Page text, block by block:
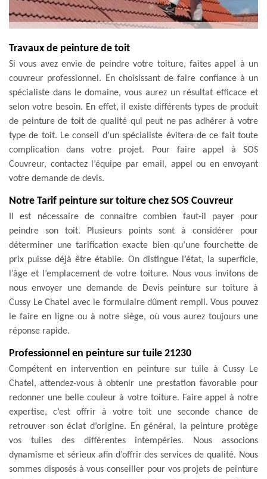
Travaux de peinture de toit
Si vous avez envie de peindre votre toiture, faites appel à un
couvreur professionnel. En choisissant de faire confiance à un
spécialiste dans le domaine, vous aurez un résultat efficace et
selon votre besoin. En effet, il existe différents types de produit
de peinture de toit de qualité qui peut ne pas adhérer à votre
type de toit. Le conseil d’un spécialiste évitera de ce fait toute
complication dans votre projet. Pour faire appel à SOS
Couvreur, contactez l’équipe par email, appel ou en envoyant
votre demande de devis.
Notre Tarif peinture sur toiture chez SOS Couvreur
Il est nécessaire de connaitre combien faut-il payer pour
peindre son toit. Plusieurs points sont à considérer pour
déterminer une tarification exacte bien qu’une fourchette de
prix puisse déjà être établie. On distingue l’état, la superficie,
l’âge et l’emplacement de votre toiture. Nous vous invitons de
nous envoyer une demande de Devis peinture sur toiture à
Cussy Le Chatel avec le formulaire dûment rempli. Vous pouvez
le faire en ligne ou à notre siège, où vous aurez toujours une
réponse rapide.
Professionnel en peinture sur tuile 21230
Compétent en intervention en peinture sur tuile à Cussy Le
Chatel, attendez-vous à obtenir une prestation favorable pour
redonner une belle couleur à votre toiture. Faire appel à notre
expertise, c’est offrir à votre toit une seconde chance de
retrouver son éclat d’origine. En général, la peinture protège
vos tuiles des différentes intempéries. Nous associons
dynamisme et sérieux afin d’offrir des services de qualité. Nous
sommes disposés à vous conseiller pour vos projets de peinture